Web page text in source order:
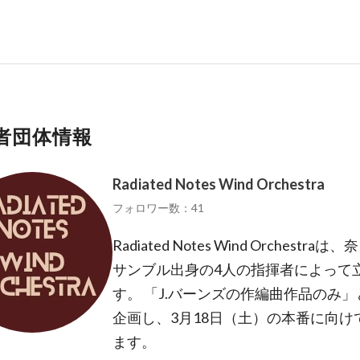
団体情報
Radiated Notes Wind Orchestra
フォロワー数：41
Radiated Notes Wind Orchestraは、
サンブル出身の4人の指揮者によって
す。 「J.バーンズの作編曲作品のみ
企画し、3月18日（土）の本番に向
ます。